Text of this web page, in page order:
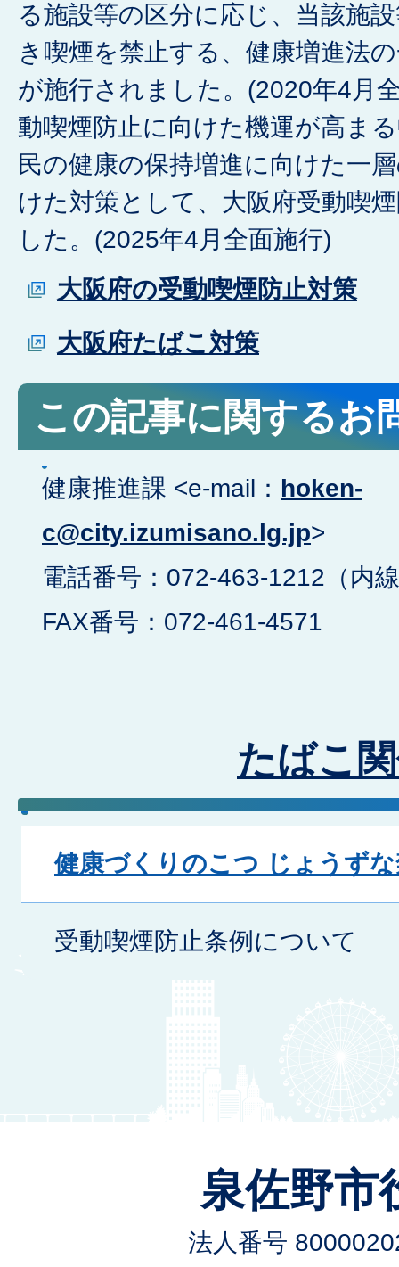
る施設等の区分に応じ、当該施
き喫煙を禁止する、健康増進法
が施行されました。(2020年4月
動喫煙防止に向けた機運が高ま
民の健康の保持増進に向けた一
けた対策として、大阪府受動喫
した。(2025年4月全面施行)
大阪府の受動喫煙防止対策
大阪府たばこ対策
この記事に関するお
健康推進課 <e-mail： hoken-
c@city.izumisano.lg.jp>
電話番号：072-463-1212（内
FAX番号：072-461-4571
たばこ
健康づくりのこつ じょうず
受動喫煙防止条例について
泉佐野市
法人番号